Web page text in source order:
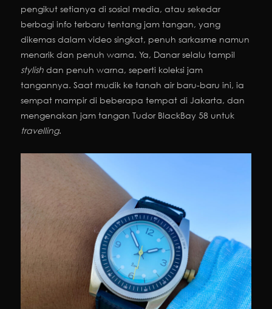
pengikut setianya di sosial media, atau sekedar
berbagi info terbaru tentang jam tangan, yang
dikemas dalam video singkat, penuh sarkasme namun
menarik dan penuh warna. Ya, Danar selalu tampil
stylish dan penuh warna, seperti koleksi jam
tangannya. Saat mudik ke tanah air baru-baru ini, ia
sempat mampir di beberapa tempat di Jakarta, dan
mengenakan jam tangan Tudor BlackBay 58 untuk
travelling.